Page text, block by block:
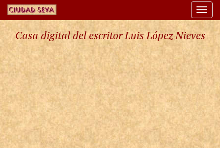
Casa digital del escritor Luis López Nieves